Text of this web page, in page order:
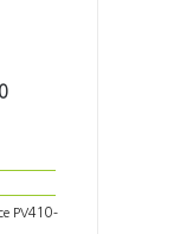
PV410-